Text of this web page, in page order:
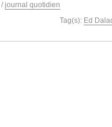
/ journal quotidien
Tag(s): Ed